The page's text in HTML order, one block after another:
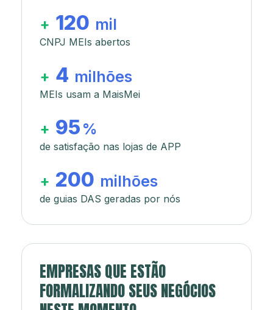
+ 120 mil
CNPJ MEIs abertos
+ 4 milhões
MEIs usam a MaisMei
+ 95 %
de satisfação nas lojas de APP
+ 200 milhões
de guias DAS geradas por nós
EMPRESAS QUE ESTÃO
FORMALIZANDO SEUS NEGÓCIOS